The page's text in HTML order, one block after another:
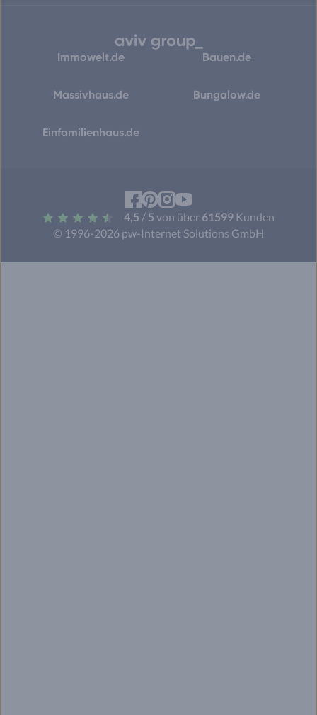
Immowelt.de Bauen.de
Massivhaus.de Bungalow.de
Einfamilienhaus.de
© 1996-2026 pw-Internet Solutions GmbH
4,5 / 5 von über 61599Kunden
Facebook
Pinterest
Instagram